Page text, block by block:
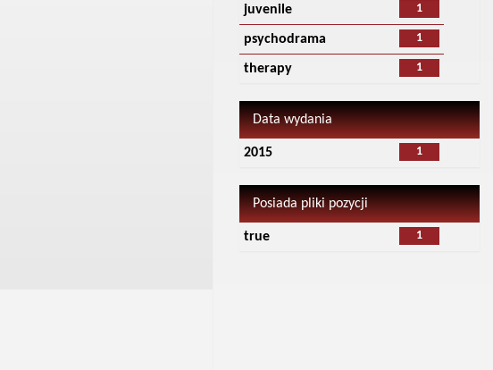
1
juvenile
1
psychodrama
1
therapy
Data wydania
1
2015
Posiada pliki pozycji
1
true